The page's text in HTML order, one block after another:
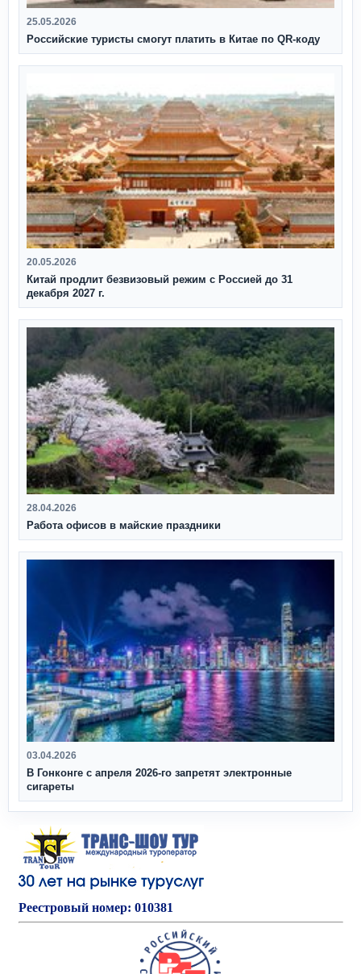
25.05.2026
Российские туристы смогут платить в Китае по QR‑коду
20.05.2026
Китай продлит безвизовый режим с Россией до 31
декабря 2027 г.
28.04.2026
Работа офисов в майские праздники
03.04.2026
В Гонконге с апреля 2026‑го запретят электронные
сигареты
Реестровый номер: 010381